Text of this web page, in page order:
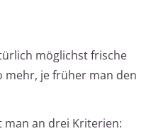
möglichst frische
mehr, je früher man den
man an drei Kriterien: